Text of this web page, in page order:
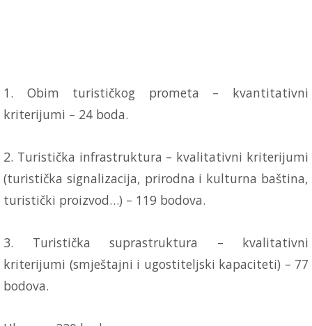
1. Obim turističkog prometa – kvantitativni
kriterijumi – 24 boda.
2. Turistička infrastruktura – kvalitativni kriterijumi
(turistička signalizacija, prirodna i kulturna baština,
turistički proizvod…) – 119 bodova.
3. Turistička suprastruktura – kvalitativni
kriterijumi (smještajni i ugostiteljski kapaciteti) – 77
bodova.